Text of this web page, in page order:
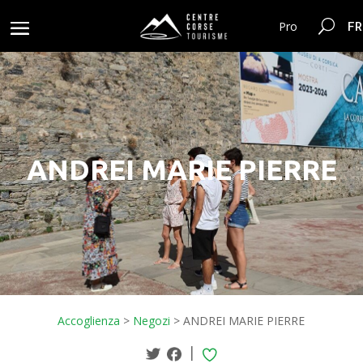
Pro
ANDREI MARIE PIERRE
Accoglienza > Negozi >ANDREI MARIE PIERRE
|